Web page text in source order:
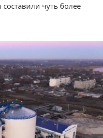
чуть более